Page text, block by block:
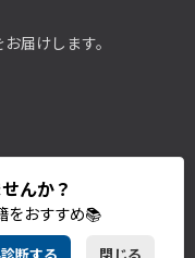
んか？
をおすすめ📚
届けします。